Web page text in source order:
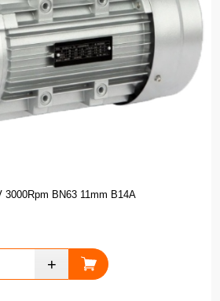
3000Rpm BN63 11mm B14A